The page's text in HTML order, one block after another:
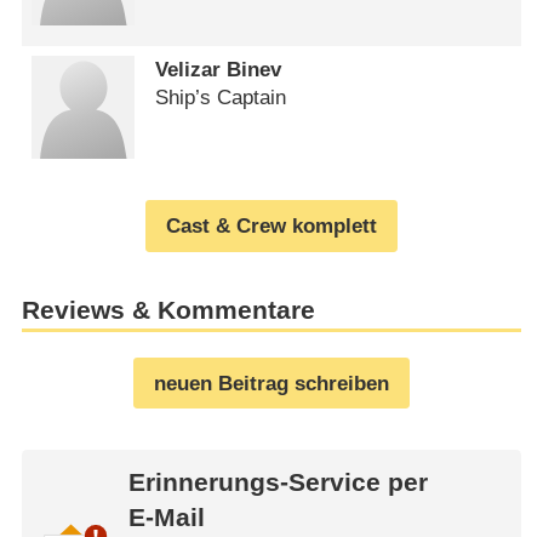
Velizar Binev
Ship’s Captain
Cast & Crew komplett
Reviews & Kommentare
neuen Beitrag schreiben
Erinnerungs-Service per
E-Mail